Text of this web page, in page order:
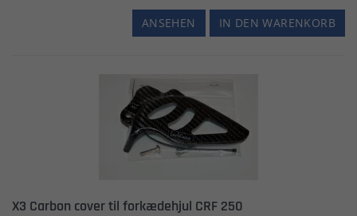
IN DEN WARENKORB
ANSEHEN
X3 Carbon cover til forkædehjul CRF 250